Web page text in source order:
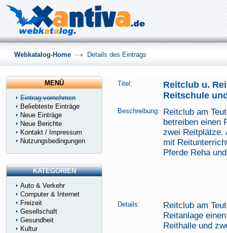
Titel:
Reitclub u.
Reitschule
Beschreibung: Reitclub am
betreiben einen
zwei Reitplätze.
mit
Pferde Reha
Details:
Reitclub am
Reitanlage
Reithalle und
Webkatalog-Home Details des Eintrags
MENÜ
Eintrag vornehmen
Beliebteste Einträge
Neue Einträge
Neue Berichte
Kontakt / Impressum
Nutzungsbedingungen
KATEGORIEN
Auto & Verkehr
Computer & Internet
Freizeit
Gesellschaft
Gesundheit
Kultur